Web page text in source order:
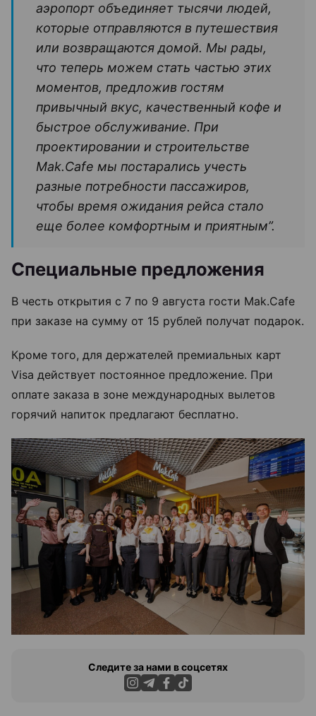
аэропорт объединяет тысячи людей,
которые отправляются в путешествия
или возвращаются домой. Мы рады,
что теперь можем стать частью этих
моментов, предложив гостям
привычный вкус, качественный кофе и
быстрое обслуживание. При
проектировании и строительстве
Mak.Cafe мы постарались учесть
разные потребности пассажиров,
чтобы время ожидания рейса стало
еще более комфортным и приятным”.
Специальные предложения
В честь открытия с 7 по 9 августа гости Mak.Cafe
при заказе на сумму от 15 рублей получат подарок.
Кроме того, для держателей премиальных карт
Visa действует постоянное предложение. При
оплате заказа в зоне международных вылетов
горячий напиток предлагают бесплатно.
Следите за нами в соцсетях